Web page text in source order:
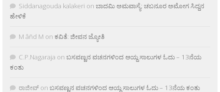
Siddanagouda kalakeri on ಬಾದಮಿ ಅಮವಾಸ್ಯೆ: ಚಬನೂರ ಅಮೋಗ ಸಿದ್ದನ
ಹೇಳಿಕೆ
M âñd M on ಕವಿತೆ: ಜೀವನ ಜ್ಯೋತಿ
C.P.Nagaraja on ಬಸವಣ್ಣನ ವಚನಗಳಿಂದ ಆಯ್ದ ಸಾಲುಗಳ ಓದು – 13ನೆಯ
ಕಂತು
ರಾಜೀವ್ on ಬಸವಣ್ಣನ ವಚನಗಳಿಂದ ಆಯ್ದ ಸಾಲುಗಳ ಓದು – 13ನೆಯ ಕಂತು